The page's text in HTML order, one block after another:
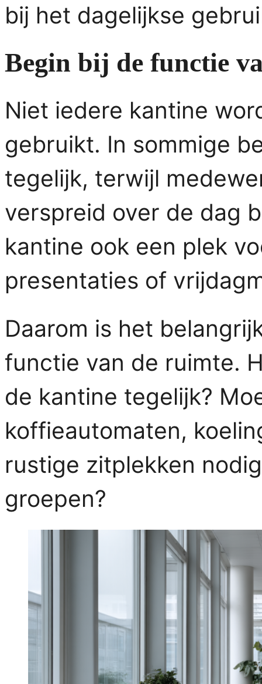
bij het dagelijkse
Begin bij de functie
Niet iedere kantine
gebruikt. In sommige
tegelijk, terwijl
verspreid over de dag
kantine ook een plek
presentaties of
Daarom is het
functie van de ruimte.
de kantine tegelijk?
koffieautomaten,
rustige zitplekken
groepen?